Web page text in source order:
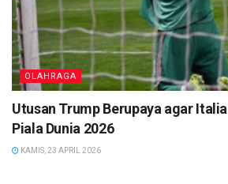
OLAHRAGA
Utusan Trump Berupaya agar
Piala Dunia 2026
KAMIS, 23 APRIL 2026